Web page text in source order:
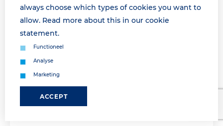
CLOSED TUESDAY, MARCH 31ST FROM
13H00 TO16H45
Geachte relatie, Landzijdige operatie morgen
onderbroken van 14h00 tot 16h45 Dinsdag 31 maart
Lees meer
always choose which types of cookies you want to
allow. Read more about this in our cookie
statement.
Functioneel
Analyse
Marketing
ACCEPT